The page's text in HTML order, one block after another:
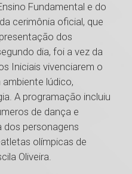
Fundamental e do
cerimônia oficial, que
dos
dia, foi a vez da
Iniciais vivenciarem o
lúdico,
A programação incluiu
de dança e
dos personagens
olímpicas de
Oliveira.